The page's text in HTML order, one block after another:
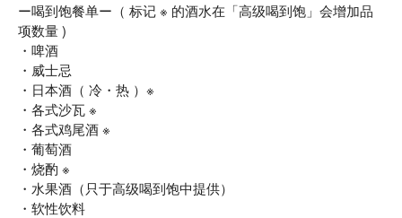
ー喝到饱餐单ー（ 标记 ※ 的酒水在「高级喝到饱」会增加品
项数量 )
・啤酒
・威士忌
・日本酒（ 冷・热 ）※
・各式沙瓦 ※
・各式鸡尾酒 ※
・葡萄酒
・烧酌 ※
・水果酒（只于高级喝到饱中提供）
・软性饮料